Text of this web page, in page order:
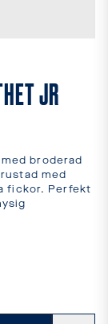
JR
broderad
med
fickor. Perfekt